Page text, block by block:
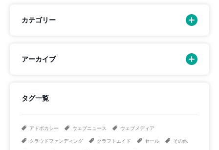
カテゴリー
アーカイブ
タグ一覧
アドボカシー ウェブニュース ウェブメディア
クラウドファンディング クラフトエイド セール その他